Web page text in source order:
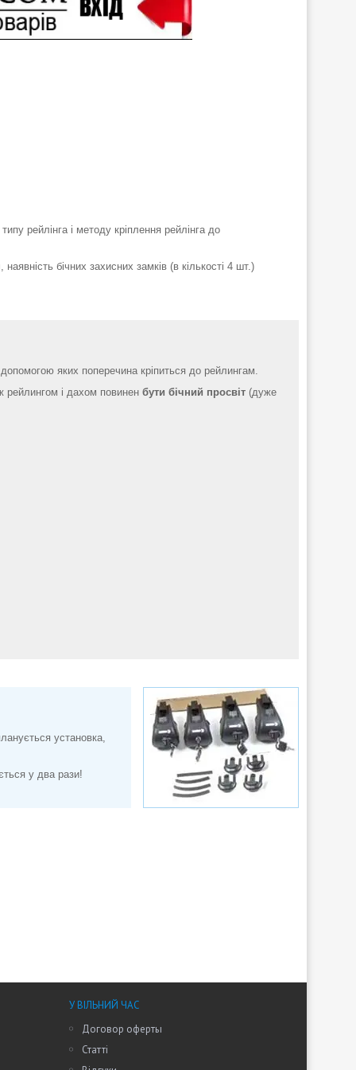
рейлінга і методу кріплення рейлінга до
бічних захисних замків (в кількості 4 шт.)
яких поперечина кріпиться до рейлингам.
рейлингом і дахом повинен бути бічний просвіт (дуже
установка,
у два рази!
У ВІЛЬНИЙ ЧАС
Договор оферты
Статті